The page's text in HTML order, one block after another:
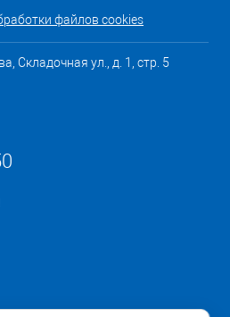
файлов cookies
Складочная ул., д. 1, стр. 5